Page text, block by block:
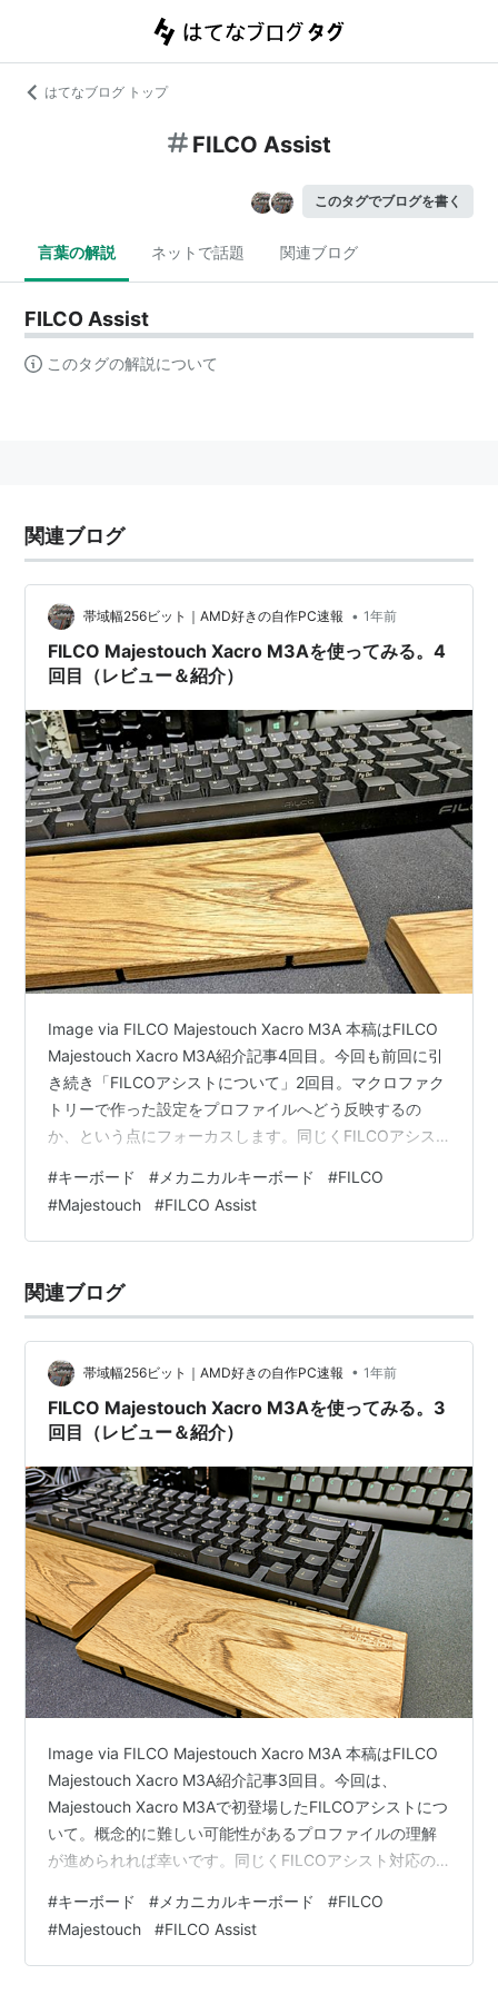
はてなブログ トップ
FILCO Assist
このタグでブログを書く
言葉の解説 ネットで話題 関連ブログ
FILCO Assist
このタグの解説について
関連ブログ
帯域幅256ビット｜AMD好きの自作PC速報 • 1年前
FILCO Majestouch Xacro M3Aを使ってみる。4
回目（レビュー＆紹介）
Image via FILCO Majestouch Xacro M3A 本稿はFILCO
Majestouch Xacro M3A紹介記事4回目。今回も前回に引
き続き「FILCOアシストについて」2回目。マクロファク
トリーで作った設定をプロファイルへどう反映するの
か、という点にフォーカスします。同じくFILCOアシス
る方も必見です。1回目 / 2回目 / 3回目 ※本記事はプロモ
ーションを含みます
#キーボード # メカニカルキーボード #FILCO
#Majestouch #FILCO Assist
関連ブログ
帯域幅256ビット｜AMD好きの自作PC速報 • 1年前
FILCO Majestouch Xacro M3Aを使ってみる。3
回目（レビュー＆紹介）
Image via FILCO Majestouch Xacro M3A 本稿はFILCO
Majestouch Xacro M3A紹介記事3回目。今回は、
Majestouch Xacro M3Aで初登場したFILCOアシストにつ
いて。概念的に難しい可能性があるプロファイルの理解
が進められれば幸いです。同じくFILCOアシスト対応の
見です。1回目 / 2回目 ※本記事はプロモーションを含み
ます
#キーボード # メカニカルキーボード #FILCO
#Majestouch #FILCO Assist